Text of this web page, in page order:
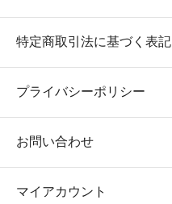
特定商取引法に基づく表記
プライバシーポリシー
お問い合わせ
マイアカウント